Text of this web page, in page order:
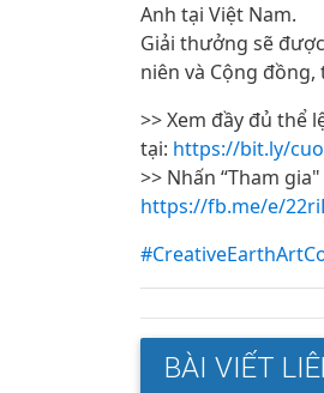
Anh tại Việt Nam.
Giải thưởng sẽ
niên và Cộng
>> Xem đầy đủ thể
tại: ​​ https://bit.ly/
>> Nhấn “Tham
https://fb.me/e/
BÀI VIẾT